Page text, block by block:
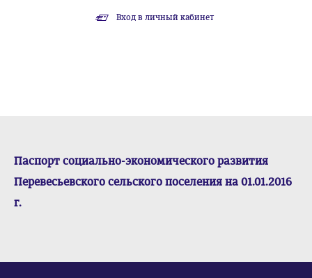
Вход в личный кабинет
Паспорт социально-экономического развития
Перевесьевского сельского поселения на 01.01.2016
г.